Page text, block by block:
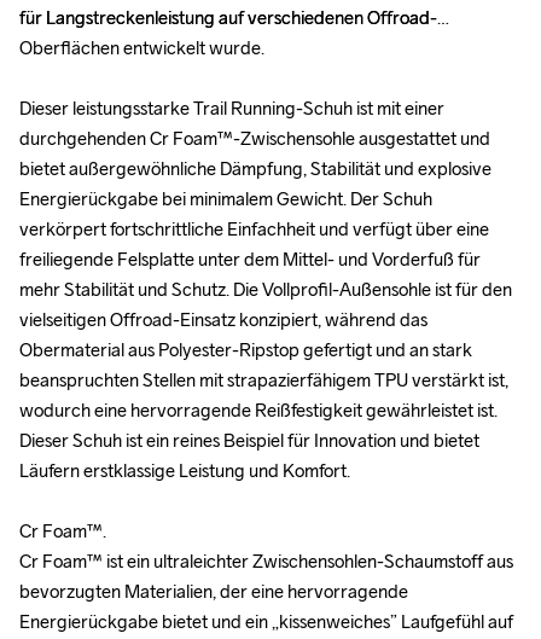
für Langstreckenleistung auf verschiedenen Offroad-
Oberflächen entwickelt wurde.
Dieser leistungsstarke Trail Running-Schuh ist mit einer
durchgehenden Cr Foam™-Zwischensohle ausgestattet und
bietet außergewöhnliche Dämpfung, Stabilität und explosive
Energierückgabe bei minimalem Gewicht. Der Schuh
verkörpert fortschrittliche Einfachheit und verfügt über eine
freiliegende Felsplatte unter dem Mittel- und Vorderfuß für
mehr Stabilität und Schutz. Die Vollprofil-Außensohle ist für den
vielseitigen Offroad-Einsatz konzipiert, während das
Obermaterial aus Polyester-Ripstop gefertigt und an stark
beanspruchten Stellen mit strapazierfähigem TPU verstärkt ist,
wodurch eine hervorragende Reißfestigkeit gewährleistet ist.
Dieser Schuh ist ein reines Beispiel für Innovation und bietet
Läufern erstklassige Leistung und Komfort.
Cr Foam™.
Cr Foam™ ist ein ultraleichter Zwischensohlen-Schaumstoff aus
bevorzugten Materialien, der eine hervorragende
Energierückgabe bietet und ein „kissenweiches” Laufgefühl auf
für Langstreckenleistung auf verschiedenen Offroad-
Oberflächen entwickelt wurde.
Dieser leistungsstarke Trail Running-Schuh ist mit einer
durchgehenden Cr Foam™-Zwischensohle ausgestattet und
bietet außergewöhnliche Dämpfung, Stabilität und explosive
Energierückgabe bei minimalem Gewicht. Der Schuh
verkörpert fortschrittliche Einfachheit und verfügt über eine
freiliegende Felsplatte unter dem Mittel- und Vorderfuß für
mehr Stabilität und Schutz. Die Vollprofil-Außensohle ist für den
vielseitigen Offroad-Einsatz konzipiert, während das
Obermaterial aus Polyester-Ripstop gefertigt und an stark
beanspruchten Stellen mit strapazierfähigem TPU verstärkt ist,
wodurch eine hervorragende Reißfestigkeit gewährleistet ist.
Dieser Schuh ist ein reines Beispiel für Innovation und bietet
Läufern erstklassige Leistung und Komfort.
Cr Foam™.
Cr Foam™ ist ein ultraleichter Zwischensohlen-Schaumstoff aus
bevorzugten Materialien, der eine hervorragende
Energierückgabe bietet und ein „kissenweiches” Laufgefühl auf